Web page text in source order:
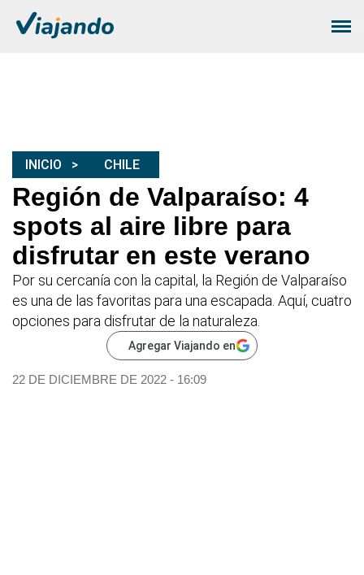
INICIO CHILE
Región de Valparaíso: 4
spots al aire libre para
disfrutar en este verano
Por su cercanía con la capital, la Región de Valparaíso
es una de las favoritas para una escapada. Aquí, cuatro
opciones para disfrutar de la naturaleza.
Agregar Viajando en
22 DE DICIEMBRE DE 2022 - 16:09